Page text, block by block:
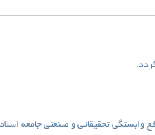
.
تحقیقاتی و صنعتی جامعه